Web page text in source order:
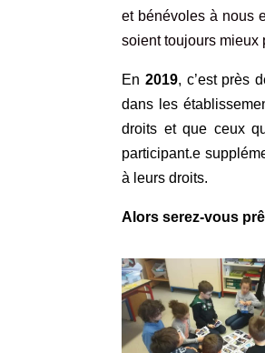
et bénévoles à nous
soient toujours mieux
En 2019, c’est près
dans les
droits et que ceux
participant.e
à leurs droits.
Alors serez-vous